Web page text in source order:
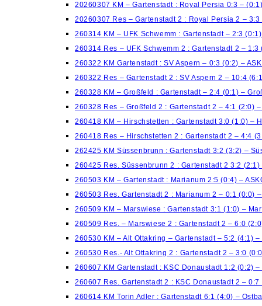
20260307 KM – Gartenstadt : Royal Persia 0:3 –
20260307 Res – Gartenstadt 2 : Royal Persia 2 – 3:3
260314 KM – UFK Schwemm : Gartenstadt – 2:3
260314 Res – UFK Schwemm 2 : Gartenstadt 2 –
260322 KM Gartenstadt : SV Aspern – 0:3 (0:2) –
260322 Res – Gartenstadt 2 : SV Aspern 2 – 10:4
260328 KM – Großfeld : Gartenstadt – 2:4 (0:1) –
260328 Res – Großfeld 2 : Gartenstadt 2 – 4:1 (2:0)
260418 KM – Hirschstetten : Gartenstadt 3:0 (1:0) –
260418 Res – Hirschstetten 2 : Gartenstadt 2 – 4:4
262425 KM Süssenbrunn : Gartenstadt 3:2 (3:2) –
260425 Res. Süssenbrunn 2 : Gartenstadt 2 3:2
260503 KM – Gartenstadt : Marianum 2:5 (0:4) –
260503 Res. Gartenstadt 2 : Marianum 2 – 0:1 (0:0) –
260509 KM – Marswiese : Gartenstadt 3:1 (1:0) –
260509 Res. – Marswiese 2 : Gartenstadt 2 – 6:0
260530 KM – Alt Ottakring – Gartenstadt – 5:2 (4:1)
260530 Res.- Alt Ottakring 2 : Gartenstadt 2 – 3:0
260607 KM Gartenstadt : KSC Donaustadt 1:2 (0:2) –
260607 Res. Gartenstadt 2 : KSC Donaustadt 2 – 0:7
260614 KM Torin Adler : Gartenstadt 6:1 (4:0) –